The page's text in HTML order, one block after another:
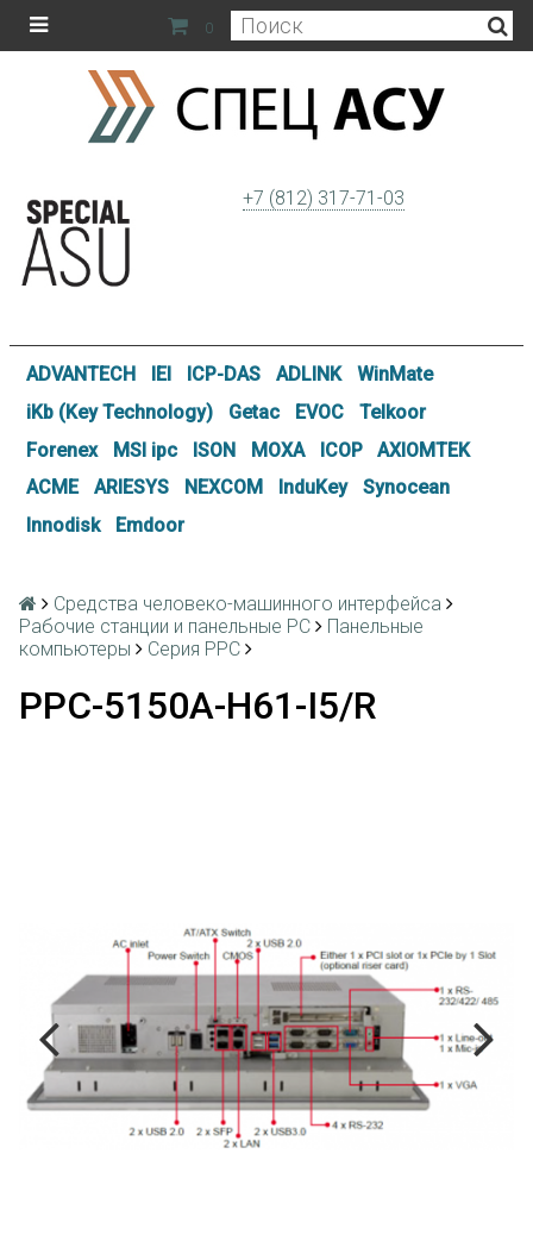
0
+7 (812) 317-71-03
ADVANTECH IEI ICP-DAS ADLINK
WinMate
iKb (Key Technology)
Getac EVOC
Telkoor
Forenex
MSI ipc ISON MOXA ICOP
AXIOMTEK
ACME
ARIESYS NEXCOM InduKey
Synocean
Innodisk
Emdoor
Средства человеко-машинного интерфейса
Рабочие станции и панельные РС
Панельные
компьютеры
Серия PPC
PPC-5150A-H61-I5/R